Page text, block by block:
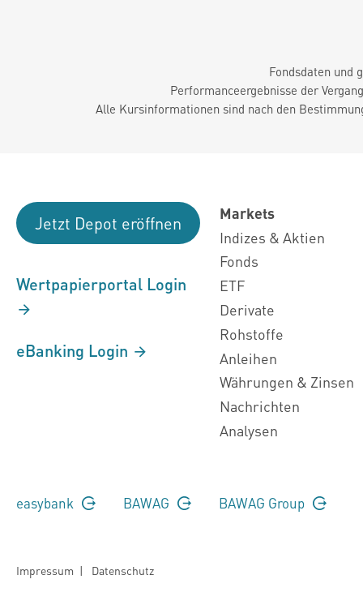
Fondsdaten und
Performanceergebnisse der
Alle Kursinformationen sind nach den
Jetzt Depot eröffnen
Wertpapierportal Login
eBanking Login
Markets
Indizes & Aktien
Fonds
ETF
Derivate
Rohstoffe
Anleihen
Währungen & Zinsen
Nachrichten
Analysen
easybank BAWAG BAWAG Group
Impressum | Datenschutz